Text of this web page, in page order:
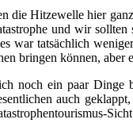
die Hitzewelle hier
und wir
war tatsächlich
bringen können, aber
noch ein paar
auch